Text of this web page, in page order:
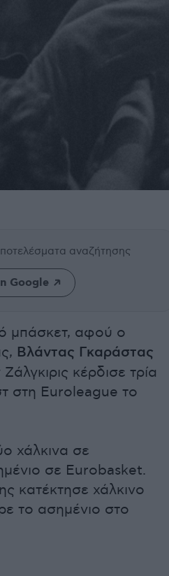
αναζήτησης
Google
μπάσκετ, αφού ο
Βλάντας Γκαράστας
κέρδισε τρία
στη Εuroleague το
χάλκινα σε
σε Eurobasket.
κατέκτησε χάλκινο
το ασημένιο στο